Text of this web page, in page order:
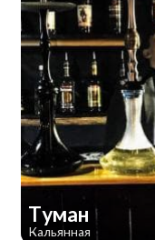
Туман
Кальянная